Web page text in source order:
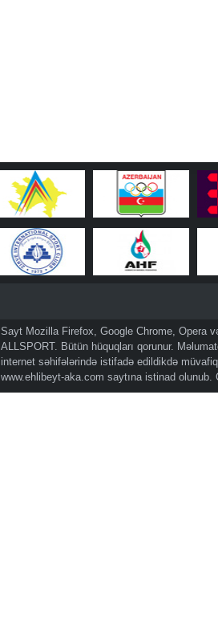
Sayt Mozilla Firefox, Google Chrome, Opera
ALLSPORT. Bütün hüquqları qorunur.
internet səhifələrində istifadə edildikdə
www.ehlibeyt-aka.com saytına istinad olunub.